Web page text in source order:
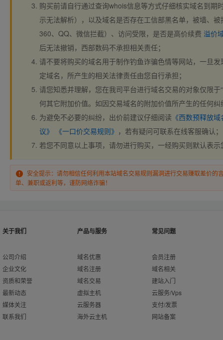
购买前请自行通过查询whois信息等方式仔细核实域名到期
示无法解析），以及域名是否存在工信部黑名单，被墙、
360、QQ、微信拦截）、访问受限，是否是高价续费 溢价
后无法撤销，西部数码不承担相关责任；
请不要将购买的域名用于制作钓鱼诈骗色情等网站，一旦
定域名，所产生的相关法律责任由您自行承担；
请您知悉并理解，您在我司平台进行域名交易的对象仅限于
何其它附加价值。如因交易域名的附加价值所产生的任何
为避免不必要的纠纷，出价前建议仔细阅读 《西数预释放
议》
《一口价交易规则》 ，若有疑问可联系在线客服确认；
若您不同意以上事项，请勿进行购买，一经购买则默认表
安全提示：请勿相信任何利用本站域名交易规则漏洞进行交易赚取差价的
单、兼职或返利等，谨防网络诈骗！
关于我们
公司介绍
企业文化
资质和荣誉
最新动态
媒体关注
联系我们
产品与服务
域名优惠
域名注册
域名交易
虚拟主机
云服务器
海外云主机
常见问题
会员注册
域名相关
建站入门
云服务/Vps
支付/发票
网站备案